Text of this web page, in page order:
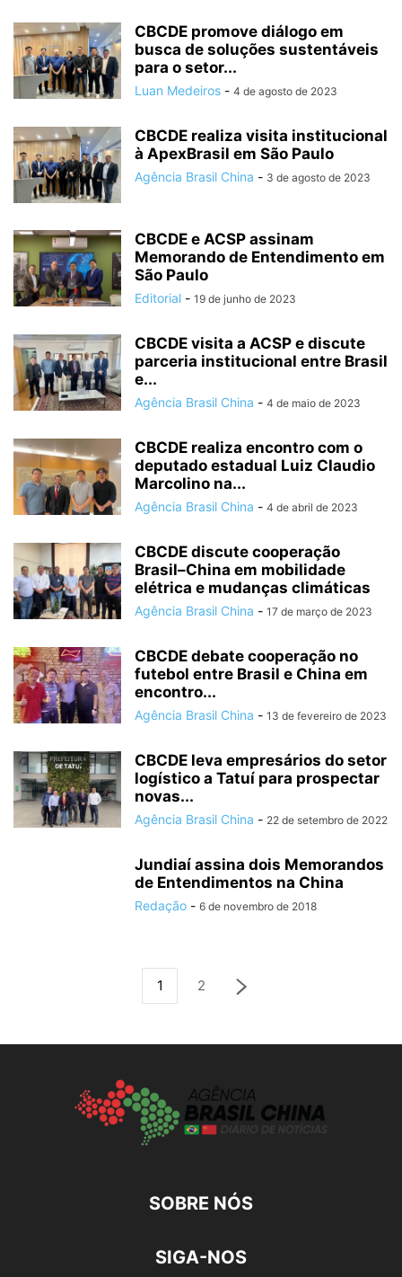
CBCDE promove diálogo em
busca de soluções sustentáveis
para o setor...
Luan Medeiros - 4 de agosto de 2023
CBCDE realiza visita institucional
à ApexBrasil em São Paulo
Agência Brasil China - 3 de agosto de 2023
CBCDE e ACSP assinam
Memorando de Entendimento em
São Paulo
Editorial - 19 de junho de 2023
CBCDE visita a ACSP e discute
parceria institucional entre Brasil
e...
Agência Brasil China - 4 de maio de 2023
CBCDE realiza encontro com o
deputado estadual Luiz Claudio
Marcolino na...
Agência Brasil China - 4 de abril de 2023
CBCDE discute cooperação
Brasil–China em mobilidade
elétrica e mudanças climáticas
Agência Brasil China - 17 de março de 2023
CBCDE debate cooperação no
futebol entre Brasil e China em
encontro...
Agência Brasil China - 13 de fevereiro de 2023
CBCDE leva empresários do setor
logístico a Tatuí para prospectar
novas...
Agência Brasil China - 22 de setembro de 2022
Jundiaí assina dois Memorandos
de Entendimentos na China
Redação - 6 de novembro de 2018
1 2
SOBRE NÓS
SIGA-NOS